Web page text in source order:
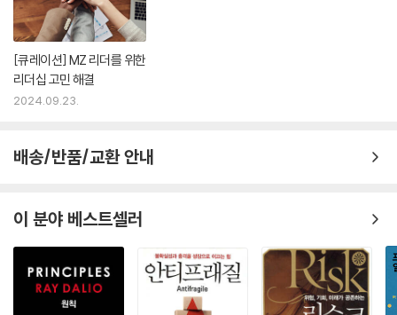
요약했다. “당신과 함께 한배에 탔다는 느낌, 그럼으로써 자신의 가치가 제
대로 평가받고 있음을 확인시켜주세요. 잘 듣고, 집중하세요. 이것이 바로
위대한 관리자가 하는 일입니다.”
빌의 이야기에서 가장 흥미로운 대목은, 그의 이야기를 읽을수록 그와 닮
등을 배우게 될 것이다. “기업의 경영자들뿐 아니라 사회의 리더들, 그리고
더의 마음가짐이 바뀌면 직원들에게 일터란 더 흥미진진하고 보람 있는 장
소가 될 것이다.” (_추천사 중에서)
[큐레이션] MZ 리더를 위한
리더십 고민 해결
2024.09.23.
배송/반품/교환 안내
이 분야 베스트셀러